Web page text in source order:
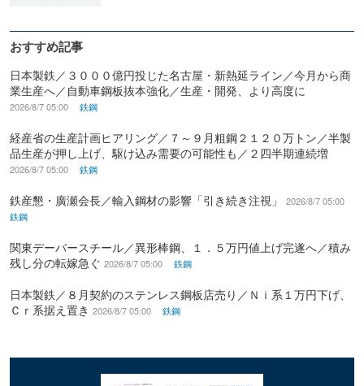
おすすめ記事
日本製鉄／３０００億円投じた名古屋・新熱延ライン／今月から商
業生産へ／自動車鋼板抜本強化／生産・開発、より高度に
2026/8/7 05:00 鉄鋼
経産省の生産計画ヒアリング／７～９月粗鋼２１２０万トン／半製
品生産が押し上げ、駆け込み需要の可能性も／２四半期連続増
2026/8/7 05:00 鉄鋼
鉄産懇・廣瀬会長／輸入鋼材の影響「引き続き注視」
2026/8/7 05:00
鉄鋼
関東デーバースチール／異形棒鋼、１．５万円値上げ完遂へ／積み
残し分の転嫁急ぐ 2026/8/7 05:00 鉄鋼
日本製鉄／８月契約のステンレス鋼板店売り／Ｎｉ系１万円下げ、
Ｃｒ系据え置き 2026/8/7 05:00 鉄鋼